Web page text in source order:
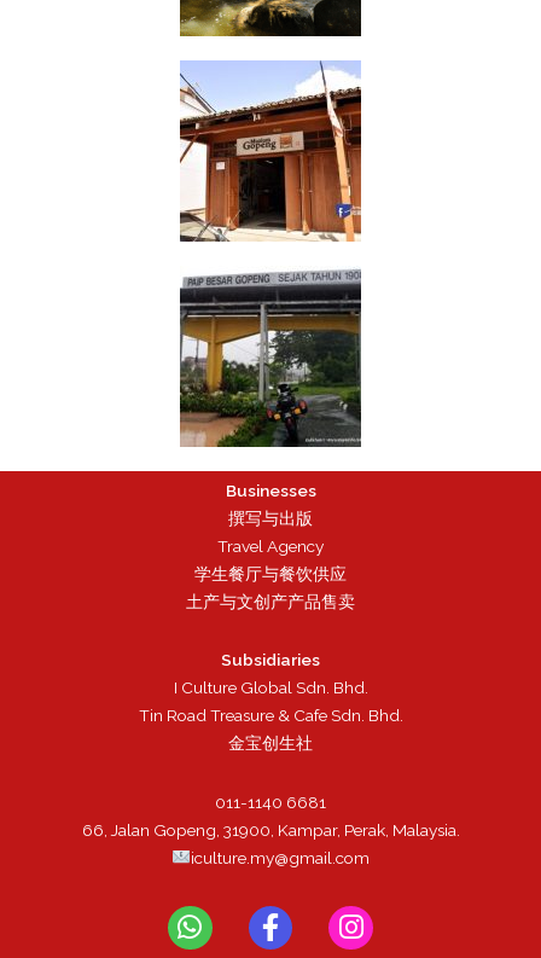
Businesses
撰写与出版
Travel Agency
学生餐厅与餐饮供应
土产与文创产产品售卖
Subsidiaries
I Culture Global Sdn. Bhd.
Tin Road Treasure & Cafe Sdn. Bhd.
金宝创生社
011-1140 6681
66, Jalan Gopeng, 31900, Kampar, Perak, Malaysia.
iculture.my@gmail.com
W
F
I